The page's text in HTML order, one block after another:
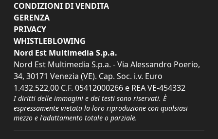
CONDIZIONI DI VENDITA
GERENZA
PRIVACY
WHISTLEBLOWING
Nord Est Multimedia S.p.a.
Nord Est Multimedia S.p.a. - Via Alessandro Poerio,
34, 30171 Venezia (VE). Cap. Soc. i.v. Euro
1.432.522,00 C.F. 05412000266 e REA VE-454332
I diritti delle immagini e dei testi sono riservati. È
espressamente vietata la loro riproduzione con qualsiasi
mezzo e l'adattamento totale o parziale.